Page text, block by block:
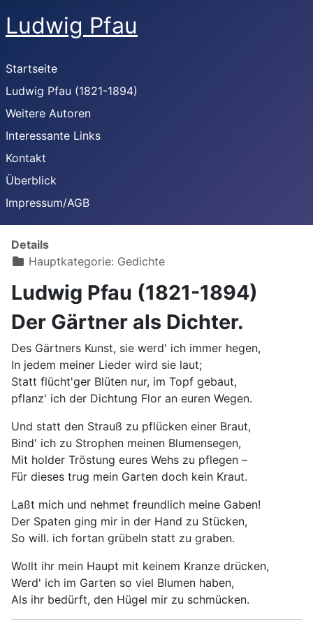
Ludwig Pfau
Startseite
Ludwig Pfau (1821-1894)
Weitere Autoren
Interessante Links
Kontakt
Überblick
Impressum/AGB
Details
Hauptkategorie: Gedichte
Ludwig Pfau (1821-1894)
Der Gärtner als Dichter.
Des Gärtners Kunst, sie werd' ich immer hegen,
In jedem meiner Lieder wird sie laut;
Statt flücht'ger Blüten nur, im Topf gebaut,
pflanz' ich der Dichtung Flor an euren Wegen.
Und statt den Strauß zu pflücken einer Braut,
Bind' ich zu Strophen meinen Blumensegen,
Mit holder Tröstung eures Wehs zu pflegen –
Für dieses trug mein Garten doch kein Kraut.
Laßt mich und nehmet freundlich meine Gaben!
Der Spaten ging mir in der Hand zu Stücken,
So will. ich fortan grübeln statt zu graben.
Wollt ihr mein Haupt mit keinem Kranze drücken,
Werd' ich im Garten so viel Blumen haben,
Als ihr bedürft, den Hügel mir zu schmücken.